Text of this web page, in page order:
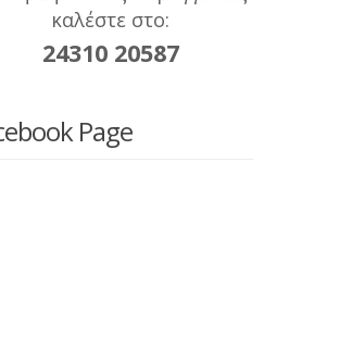
καλέστε στο:
24310 20587
Page